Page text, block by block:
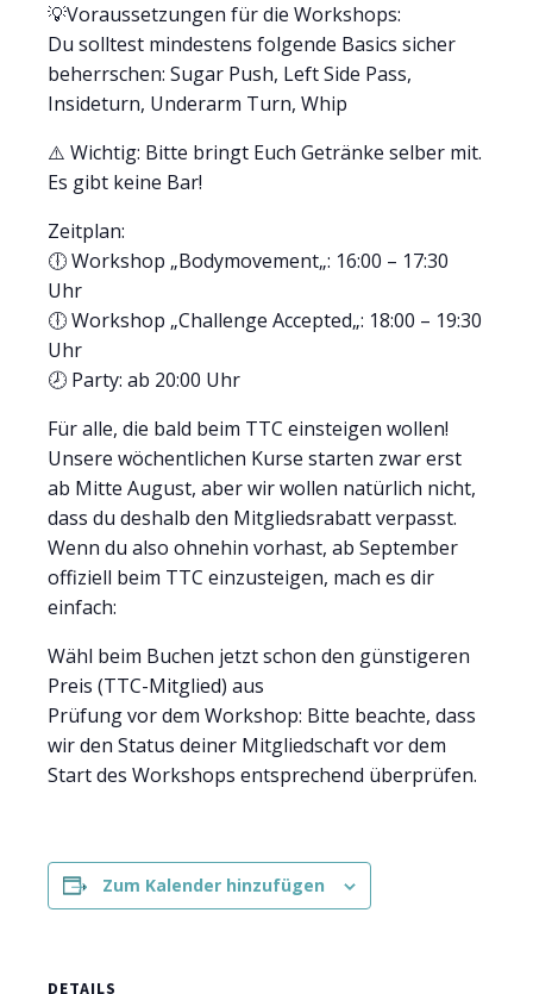
💡Voraussetzungen für die Workshops:
Du solltest mindestens folgende Basics sicher
beherrschen: Sugar Push, Left Side Pass,
Insideturn, Underarm Turn, Whip
⚠️ Wichtig: Bitte bringt Euch Getränke selber mit.
Es gibt keine Bar!
Zeitplan:
🕕 Workshop „Bodymovement„: 16:00 – 17:30
Uhr
🕕 Workshop „Challenge Accepted„: 18:00 – 19:30
Uhr
🕗 Party: ab 20:00 Uhr
Für alle, die bald beim TTC einsteigen wollen!
Unsere wöchentlichen Kurse starten zwar erst
ab Mitte August, aber wir wollen natürlich nicht,
dass du deshalb den Mitgliedsrabatt verpasst.
Wenn du also ohnehin vorhast, ab September
offiziell beim TTC einzusteigen, mach es dir
einfach:
Wähl beim Buchen jetzt schon den günstigeren
Preis (TTC-Mitglied) aus
Prüfung vor dem Workshop: Bitte beachte, dass
wir den Status deiner Mitgliedschaft vor dem
Start des Workshops entsprechend überprüfen.
Zum Kalender hinzufügen
DETAILS